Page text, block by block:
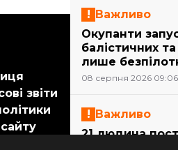
Важливо
Окупанти
балістичних
лише
08 серпня 2026 09:06
Важливо
21 людина
звіти